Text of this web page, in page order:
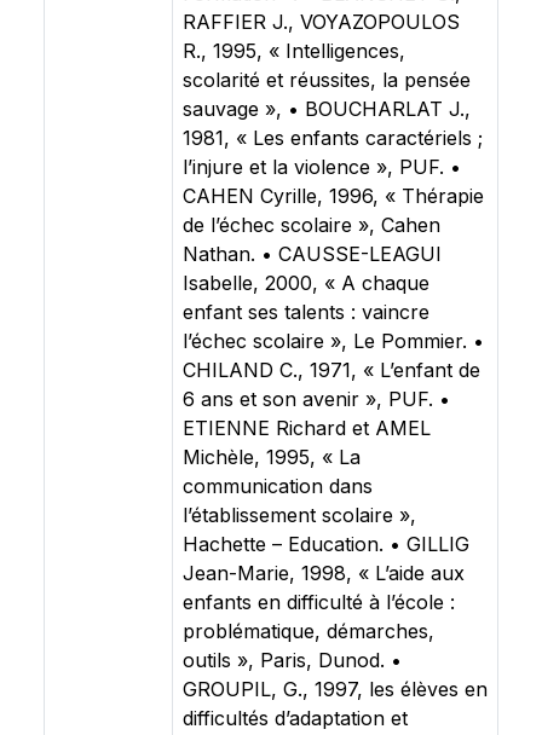
RAFFIER J., VOYAZOPOULOS
R., 1995, « Intelligences,
scolarité et réussites, la pensée
sauvage », • BOUCHARLAT J.,
1981, « Les enfants caractériels ;
l’injure et la violence », PUF. •
CAHEN Cyrille, 1996, « Thérapie
de l’échec scolaire », Cahen
Nathan. • CAUSSE-LEAGUI
Isabelle, 2000, « A chaque
enfant ses talents : vaincre
l’échec scolaire », Le Pommier. •
CHILAND C., 1971, « L’enfant de
6 ans et son avenir », PUF. •
ETIENNE Richard et AMEL
Michèle, 1995, « La
communication dans
l’établissement scolaire »,
Hachette – Education. • GILLIG
Jean-Marie, 1998, « L’aide aux
enfants en difficulté à l’école :
problématique, démarches,
outils », Paris, Dunod. •
GROUPIL, G., 1997, les élèves en
difficultés d’adaptation et